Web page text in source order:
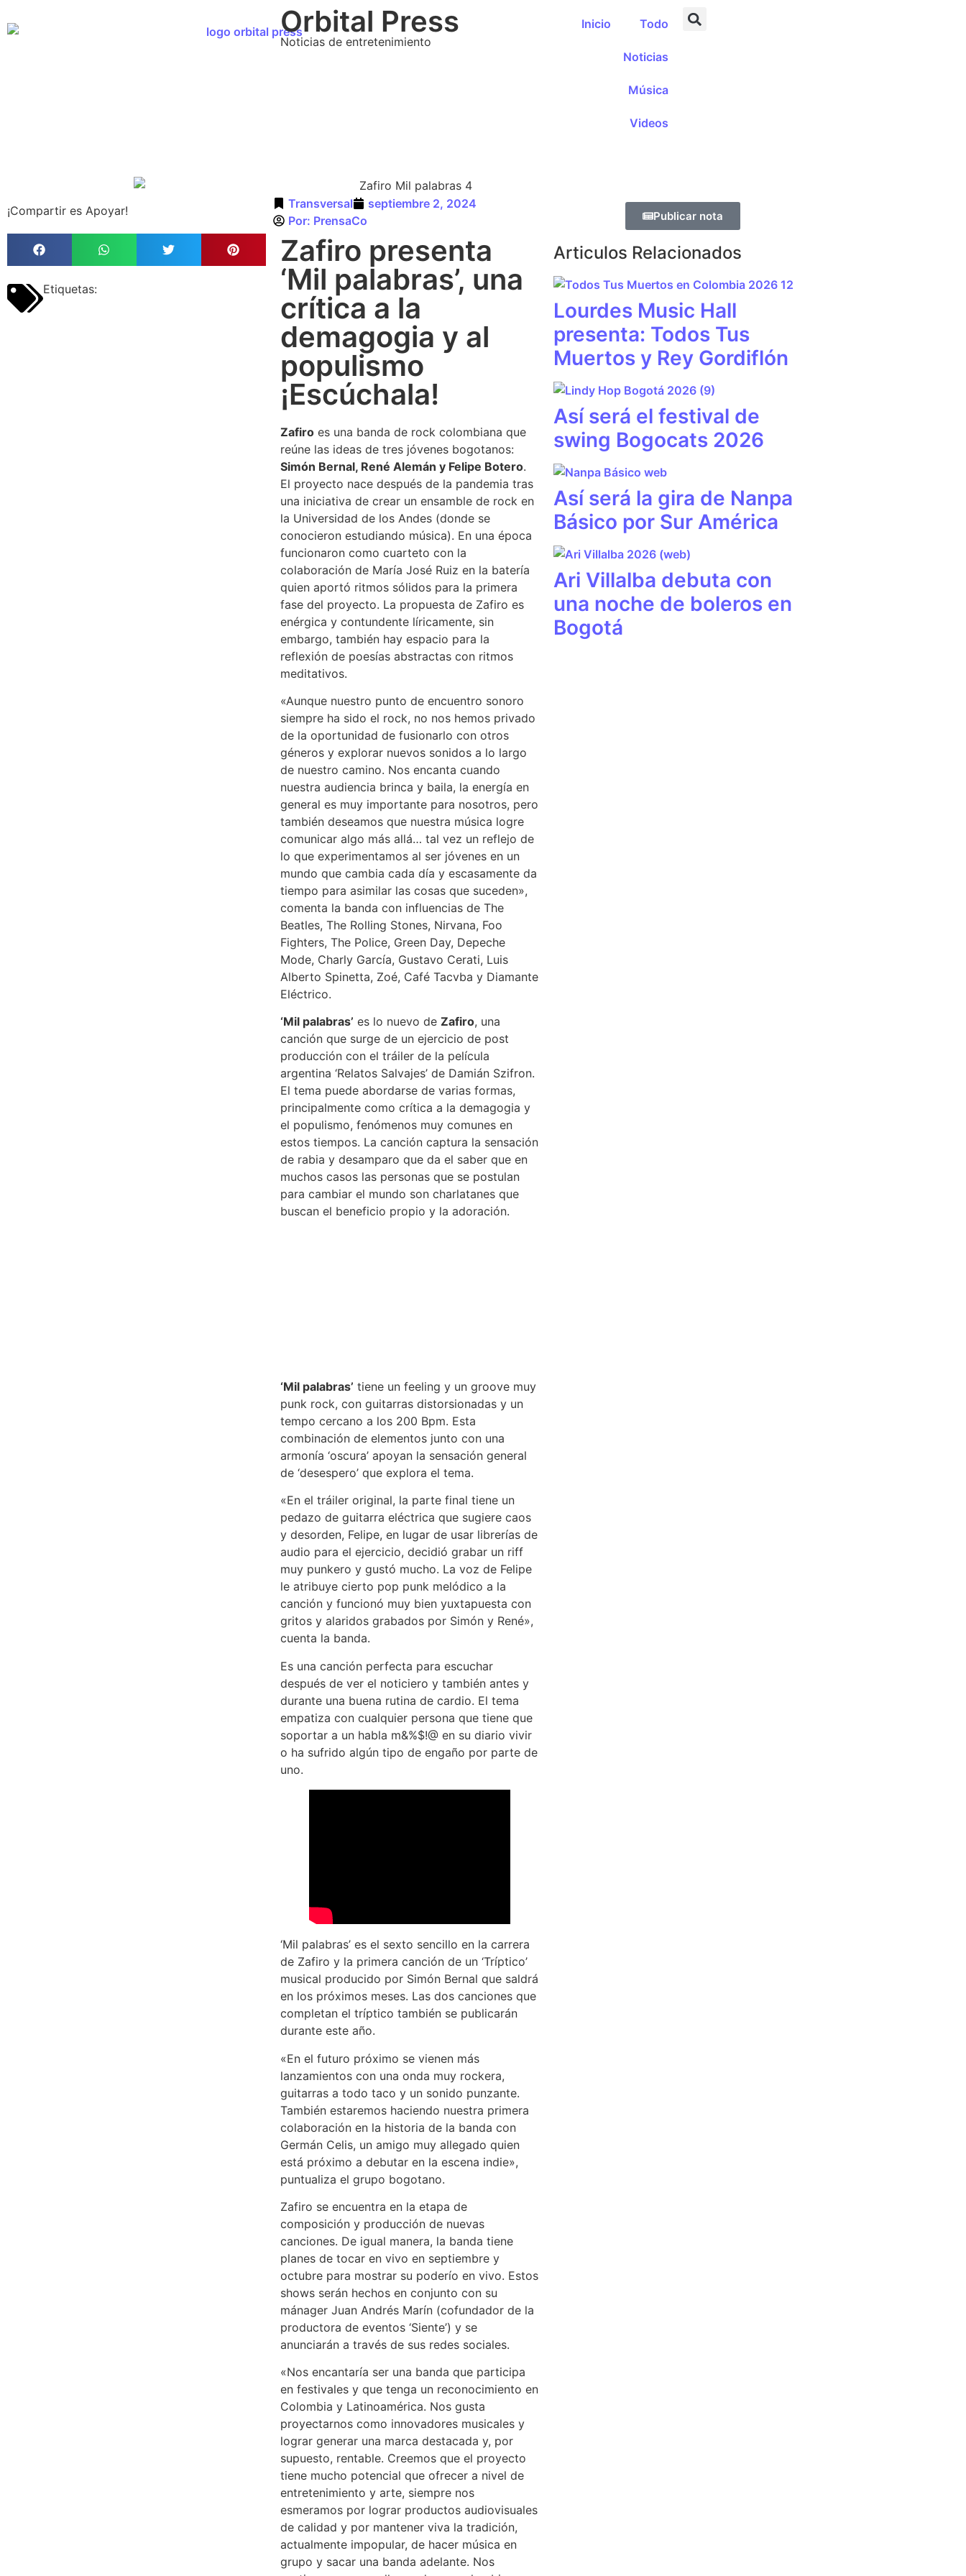
Orbital Press
Noticias de entretenimiento
Inicio Todo
Noticias
Música
Videos
¡Compartir es Apoyar!
Etiquetas:
Transversal
septiembre 2, 2024
Por: PrensaCo
Zafiro presenta
‘Mil palabras’, una
crítica a la
demagogia y al
populismo
¡Escúchala!
Zafiroes una banda de rock colombiana que
reúne las ideas de tres jóvenes bogotanos:
Simón Bernal, René Alemán y Felipe Botero.
El proyecto nace después de la pandemia tras
una iniciativa de crear un ensamble de rock en
la Universidad de los Andes (donde se
conocieron estudiando música). En una época
funcionaron como cuarteto con la
colaboración de María José Ruiz en la batería
quien aportó ritmos sólidos para la primera
fase del proyecto. La propuesta de Zafiro es
enérgica y contundente líricamente, sin
embargo, también hay espacio para la
reflexión de poesías abstractas con ritmos
meditativos.
«Aunque nuestro punto de encuentro sonoro
siempre ha sido el rock, no nos hemos privado
de la oportunidad de fusionarlo con otros
géneros y explorar nuevos sonidos a lo largo
de nuestro camino. Nos encanta cuando
nuestra audiencia brinca y baila, la energía en
general es muy importante para nosotros, pero
también deseamos que nuestra música logre
comunicar algo más allá… tal vez un reflejo de
lo que experimentamos al ser jóvenes en un
mundo que cambia cada día y escasamente da
tiempo para asimilar las cosas que suceden»,
comenta la banda con influencias de The
Beatles, The Rolling Stones, Nirvana, Foo
Fighters, The Police, Green Day, Depeche
Mode, Charly García, Gustavo Cerati, Luis
Alberto Spinetta, Zoé, Café Tacvba y Diamante
Eléctrico.
‘Mil palabras’ es lo nuevo de Zafiro, una
canción que surge de un ejercicio de post
producción con el tráiler de la película
argentina ‘Relatos Salvajes’ de Damián Szifron.
El tema puede abordarse de varias formas,
principalmente como crítica a la demagogia y
el populismo, fenómenos muy comunes en
estos tiempos. La canción captura la sensación
de rabia y desamparo que da el saber que en
muchos casos las personas que se postulan
para cambiar el mundo son charlatanes que
buscan el beneficio propio y la adoración.
‘Mil palabras’ tiene un feeling y un groove muy
punk rock, con guitarras distorsionadas y un
tempo cercano a los 200 Bpm. Esta
combinación de elementos junto con una
armonía ‘oscura’ apoyan la sensación general
de ‘desespero’ que explora el tema.
«En el tráiler original, la parte final tiene un
pedazo de guitarra eléctrica que sugiere caos
y desorden, Felipe, en lugar de usar librerías de
audio para el ejercicio, decidió grabar un riff
muy punkero y gustó mucho. La voz de Felipe
le atribuye cierto pop punk melódico a la
canción y funcionó muy bien yuxtapuesta con
gritos y alaridos grabados por Simón y René»,
cuenta la banda.
Es una canción perfecta para escuchar
después de ver el noticiero y también antes y
durante una buena rutina de cardio. El tema
empatiza con cualquier persona que tiene que
soportar a un habla m&%$!@ en su diario vivir
o ha sufrido algún tipo de engaño por parte de
uno.
‘Mil palabras’ es el sexto sencillo en la carrera
de Zafiro y la primera canción de un ‘Tríptico’
musical producido por Simón Bernal que saldrá
en los próximos meses. Las dos canciones que
completan el tríptico también se publicarán
durante este año.
«En el futuro próximo se vienen más
lanzamientos con una onda muy rockera,
guitarras a todo taco y un sonido punzante.
También estaremos haciendo nuestra primera
colaboración en la historia de la banda con
Germán Celis, un amigo muy allegado quien
está próximo a debutar en la escena indie»,
puntualiza el grupo bogotano.
Zafiro se encuentra en la etapa de
composición y producción de nuevas
canciones. De igual manera, la banda tiene
planes de tocar en vivo en septiembre y
octubre para mostrar su poderío en vivo. Estos
shows serán hechos en conjunto con su
mánager Juan Andrés Marín (cofundador de la
productora de eventos ‘Siente’) y se
anunciarán a través de sus redes sociales.
«Nos encantaría ser una banda que participa
en festivales y que tenga un reconocimiento en
Colombia y Latinoamérica. Nos gusta
proyectarnos como innovadores musicales y
lograr generar una marca destacada y, por
supuesto, rentable. Creemos que el proyecto
tiene mucho potencial que ofrecer a nivel de
entretenimiento y arte, siempre nos
esmeramos por lograr productos audiovisuales
de calidad y por mantener viva la tradición,
actualmente impopular, de hacer música en
grupo y sacar una banda adelante. Nos
Publicar nota
Articulos Relacionados
Lourdes Music Hall
presenta: Todos Tus
Muertos y Rey Gordiflón
Así será el festival de
swing Bogocats 2026
Así será la gira de Nanpa
Básico por Sur América
Ari Villalba debuta con
una noche de boleros en
Bogotá